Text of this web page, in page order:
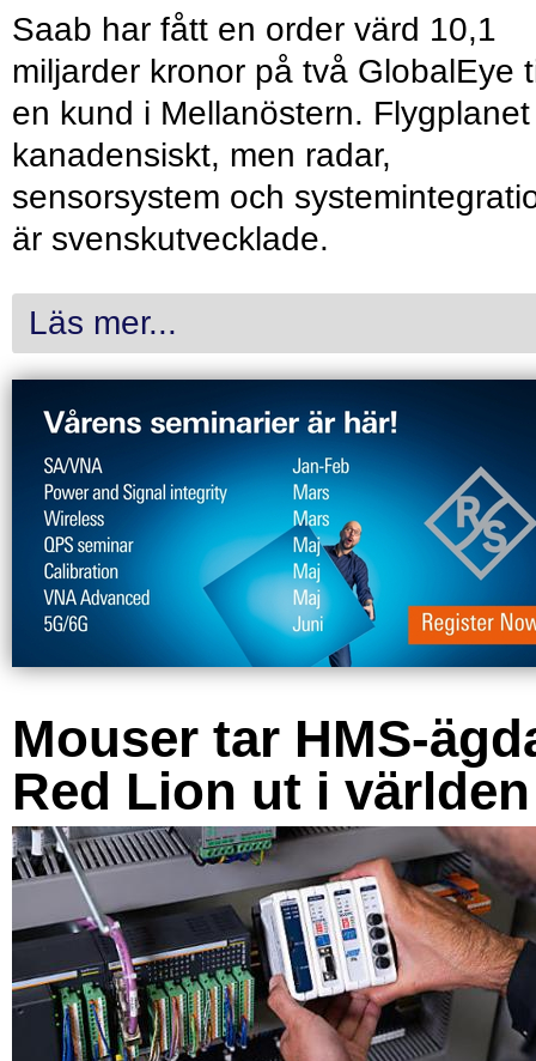
Saab har fått en order värd 10,1
miljarder kronor på två GlobalEye
en kund i Mellanöstern.
kanadensiskt, men radar,
sensorsystem och
är svenskutvecklade.
Läs mer...
Mouser tar HMS-
Red Lion ut i världen